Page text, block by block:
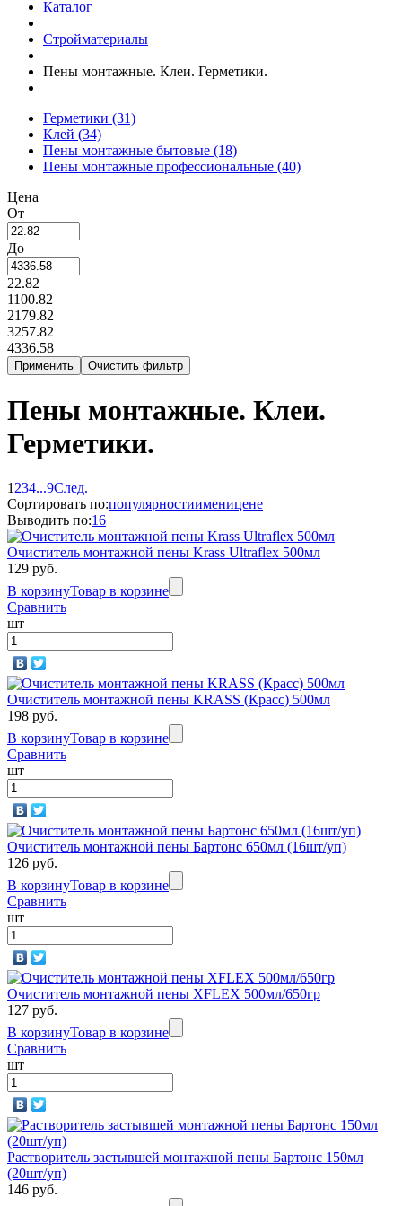
Каталог
Стройматериалы
Пены монтажные. Клеи. Герметики.
Герметики (31)
Клей (34)
Пены монтажные бытовые (18)
Пены монтажные профессиональные (40)
Цена
От
До
22.82
1100.82
2179.82
3257.82
4336.58
Пены монтажные. Клеи.
Герметики.
1 234...9След.
Сортировать по:популярностиименицене
Выводить по:16
Очиститель монтажной пены Krass Ultraflex 500мл
129 руб.
В корзинуТовар в корзине
Сравнить
шт
Очиститель монтажной пены KRASS (Красс) 500мл
198 руб.
В корзинуТовар в корзине
Сравнить
шт
Очиститель монтажной пены Бартонс 650мл (16шт/уп)
126 руб.
В корзинуТовар в корзине
Сравнить
шт
Очиститель монтажной пены XFLEX 500мл/650гр
127 руб.
В корзинуТовар в корзине
Сравнить
шт
Растворитель застывшей монтажной пены Бартонс 150мл
(20шт/уп)
146 руб.